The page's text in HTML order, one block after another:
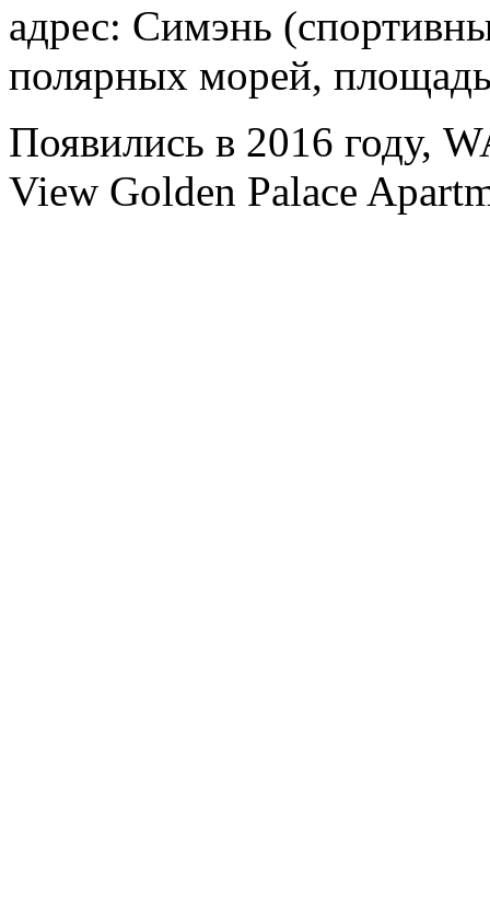
адрес: Симэнь
полярных морей,
Появились в 2016 году,
View Golden Palace